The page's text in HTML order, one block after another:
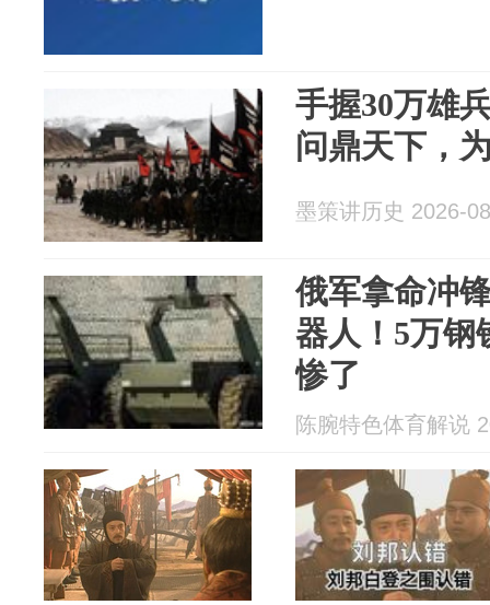
手握30万雄
问鼎天下，
墨策讲历史 2026-
俄军拿命冲
器人！5万钢
惨了
陈腕特色体育解说